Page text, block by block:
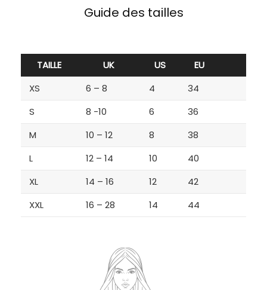
Guide des tailles
TAILLE UK US
EU
XS
6 – 8 4
34
S
8 -10 6
36
M
10 – 12 8
38
L
12 – 14 10
40
XL
14 – 16 12
42
XXL
16 – 28 14 44